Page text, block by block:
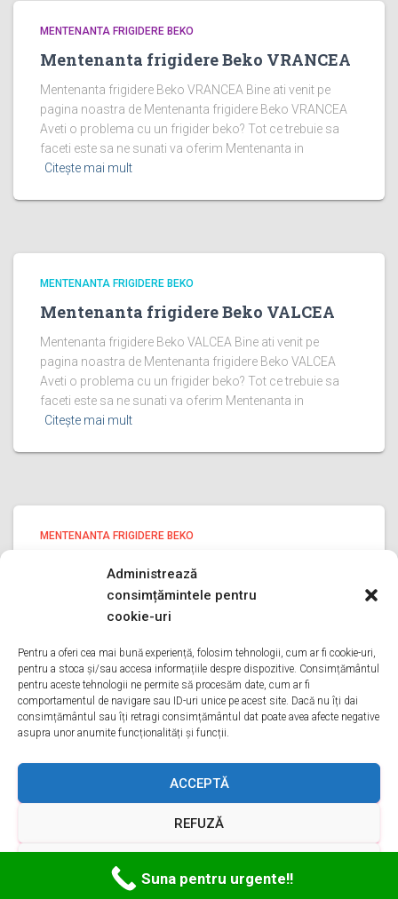
Administrează
consimțămintele pentru
cookie-uri
Pentru a oferi cea mai bună experiență, folosim tehnologii, cum ar fi cookie-uri,
pentru a stoca și/sau accesa informațiile despre dispozitive. Consimțământul
pentru aceste tehnologii ne permite să procesăm date, cum ar fi
comportamentul de navigare sau ID-uri unice pe acest site. Dacă nu îți dai
consimțământul sau îți retragi consimțământul dat poate avea afecte negative
asupra unor anumite funcționalități și funcții.
ACCEPTĂ
REFUZĂ
MENTENANTA FRIGIDERE BEKO
Mentenanta frigidere Beko VRANCEA
Mentenanta frigidere Beko VRANCEA Bine ati venit pe
pagina noastra de Mentenanta frigidere Beko VRANCEA
Aveti o problema cu un frigider beko? Tot ce trebuie sa
faceti este sa ne sunati va oferim Mentenanta in
Citește mai mult
MENTENANTA FRIGIDERE BEKO
Mentenanta frigidere Beko VALCEA
Mentenanta frigidere Beko VALCEA Bine ati venit pe
pagina noastra de Mentenanta frigidere Beko VALCEA
Aveti o problema cu un frigider beko? Tot ce trebuie sa
faceti este sa ne sunati va oferim Mentenanta in
Citește mai mult
MENTENANTA FRIGIDERE BEKO
Mentenanta frigidere Beko PRAHOVA
Mentenanta frigidere Beko PRAHOVA Bine ati venit pe
pagina noastra de Mentenanta frigidere Beko PRAHOVA
faceti este sa ne sunati va oferim Mentenanta in
Citește mai mult
DESPRE NOI SERVICII
GDPR TERMENI ȘI CONDIȚII
Hestia | Proiectată de
Suna pentru urgente!!